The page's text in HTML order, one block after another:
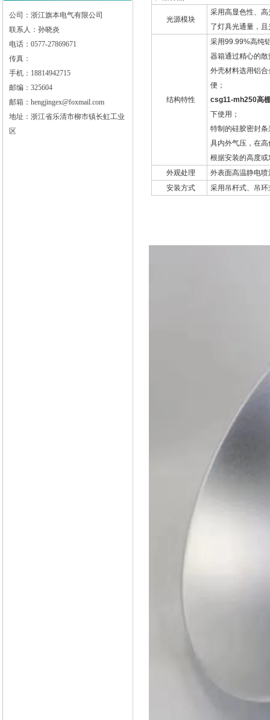
公司：浙江旗本电气有限公司
联系人：孙晓炎
电话：0577-27869671
传真：
手机：18814942715
邮编：325604
邮箱：hengjingex@foxmail.com
地址：浙江省乐清市柳市镇长虹工业
区
光源模块
采用高显色性、
了灯具光通量，
结构特性
采用99.99%高纯
器箱通过精心的
外壳材料选用铝
便；
csg11-mh250高
下使用；
特制的硅胶密封
具内外气压，在
根据安装的高度
外观处理
外表面高温静电
安装方式
采用吊杆式、吊